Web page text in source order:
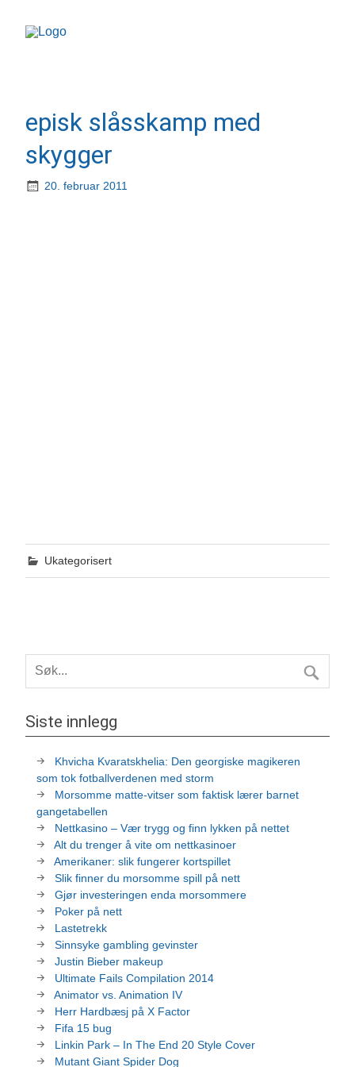
episk slåsskamp med
skygger
20. februar 2011
Ukategorisert
Siste innlegg
Khvicha Kvaratskhelia: Den georgiske magikeren
som tok fotballverdenen med storm
Morsomme matte-vitser som faktisk lærer barnet
gangetabellen
Nettkasino – Vær trygg og finn lykken på nettet
Alt du trenger å vite om nettkasinoer
Amerikaner: slik fungerer kortspillet
Slik finner du morsomme spill på nett
Gjør investeringen enda morsommere
Poker på nett
Lastetrekk
Sinnsyke gambling gevinster
Justin Bieber makeup
Ultimate Fails Compilation 2014
Animator vs. Animation IV
Herr Hardbæsj på X Factor
Fifa 15 bug
Linkin Park – In The End 20 Style Cover
Mutant Giant Spider Dog